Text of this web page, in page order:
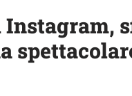
Instagram,